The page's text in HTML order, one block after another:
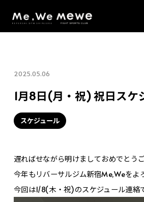
2025.05.06
1月8日(月・祝) 祝日スケ
スケジュール
遅ればせながら明けましておめでとう
今年もリバーサルジム新宿Me,Weをよ
今回は1/8(木・祝)のスケジュール連絡